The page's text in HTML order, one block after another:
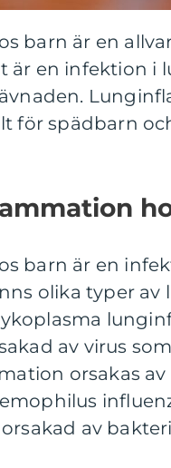
barn är en
är en infektion i
för spädbarn
barn är en
olika typer
av virus
orsakas
av